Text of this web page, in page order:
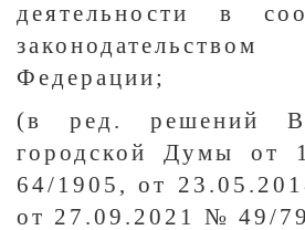
деятельности в
Федерации;
(в ред. решений
городской Думы от
64/1905, от
от 27.09.2021 № 49/